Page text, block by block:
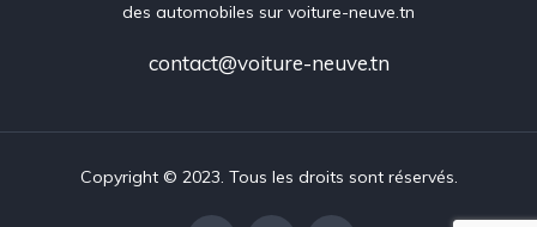
des automobiles sur voiture-neuve.tn
contact@voiture-neuve.tn
Copyright © 2023. Tous les droits sont réservés.